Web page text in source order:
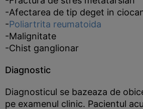
-Afectarea de tip deget in
-Poliartrita reumatoida
-Malignitate
-Chist ganglionar
Diagnostic
Diagnosticul se bazeaza de
pe examenul clinic. Pacientul